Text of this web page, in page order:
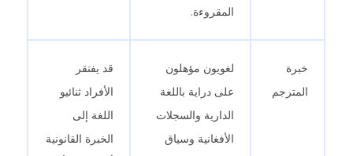
المقروءة.
خبرة
المترجم
لغويون مؤهلون
على دراية باللغة
الدارية والسجلات
الأفغانية وسياق
قد يفتقر
الأفراد ثنائيو
اللغة إلى
الخبرة القانونية